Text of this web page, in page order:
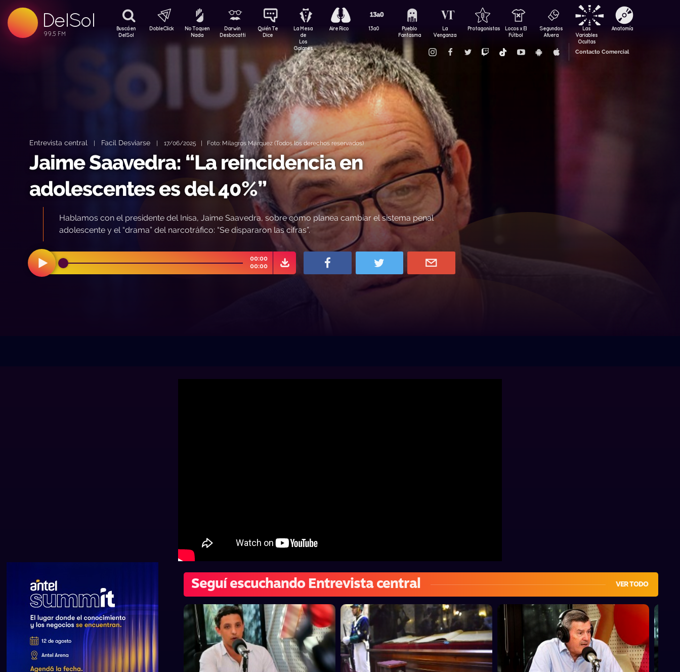
DelSol
99.5 FM
Buscá en
DelSol
DobleClick
No Toquen
Nada
Darwin
Desbocatti
Quién Te
Dice
La Mesa
de
Los
Galanes
Aire Rico 13a0
Pueblo
Fantasma
La
Venganza
Protagonistas
Locos x El
Fútbol
Segundos
Afuera
Las
Variables
Ocultas
Anatomía
Contacto Comercial
Entrevista central | Facil Desviarse | 17/06/2025 | Foto: Milagros Márquez (Todos los derechos reservados)
Jaime Saavedra: “La reincidencia en
adolescentes es del 40%”
Hablamos con el presidente del Inisa, Jaime Saavedra, sobre cómo planea cambiar el sistema penal
adolescente y el “drama” del narcotráfico: “Se dispararon las cifras”.
00:00
00:00
Seguí escuchando Entrevista central VER TODO